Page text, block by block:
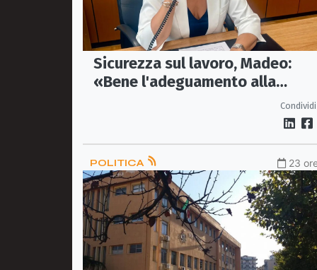
Sicurezza sul lavoro, Madeo:
«Bene l'adeguamento alla
normativa nazionale, servono
POLITICA 23